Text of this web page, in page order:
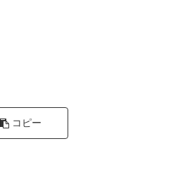
コピー